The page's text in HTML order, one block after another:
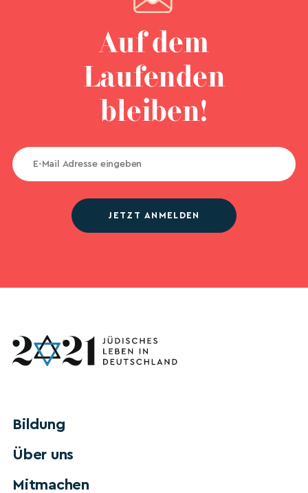
Auf dem
Laufenden
bleiben!
JETZT ANMELDEN
Bildung
Über uns
Mitmachen